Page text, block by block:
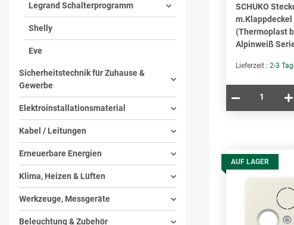
SCHUKO
m.Klappdeckel
(Thermoplast
Alpinweiß
Lieferzeit : 2-3
AUF LAGER
Legrand Schalterprogramm
Shelly
Eve
Sicherheitstechnik für Zuhause &
Gewerbe
Elektroinstallationsmaterial
Kabel / Leitungen
Erneuerbare Energien
Klima, Heizen & Lüften
Werkzeuge, Messgeräte
Beleuchtung & Zubehör